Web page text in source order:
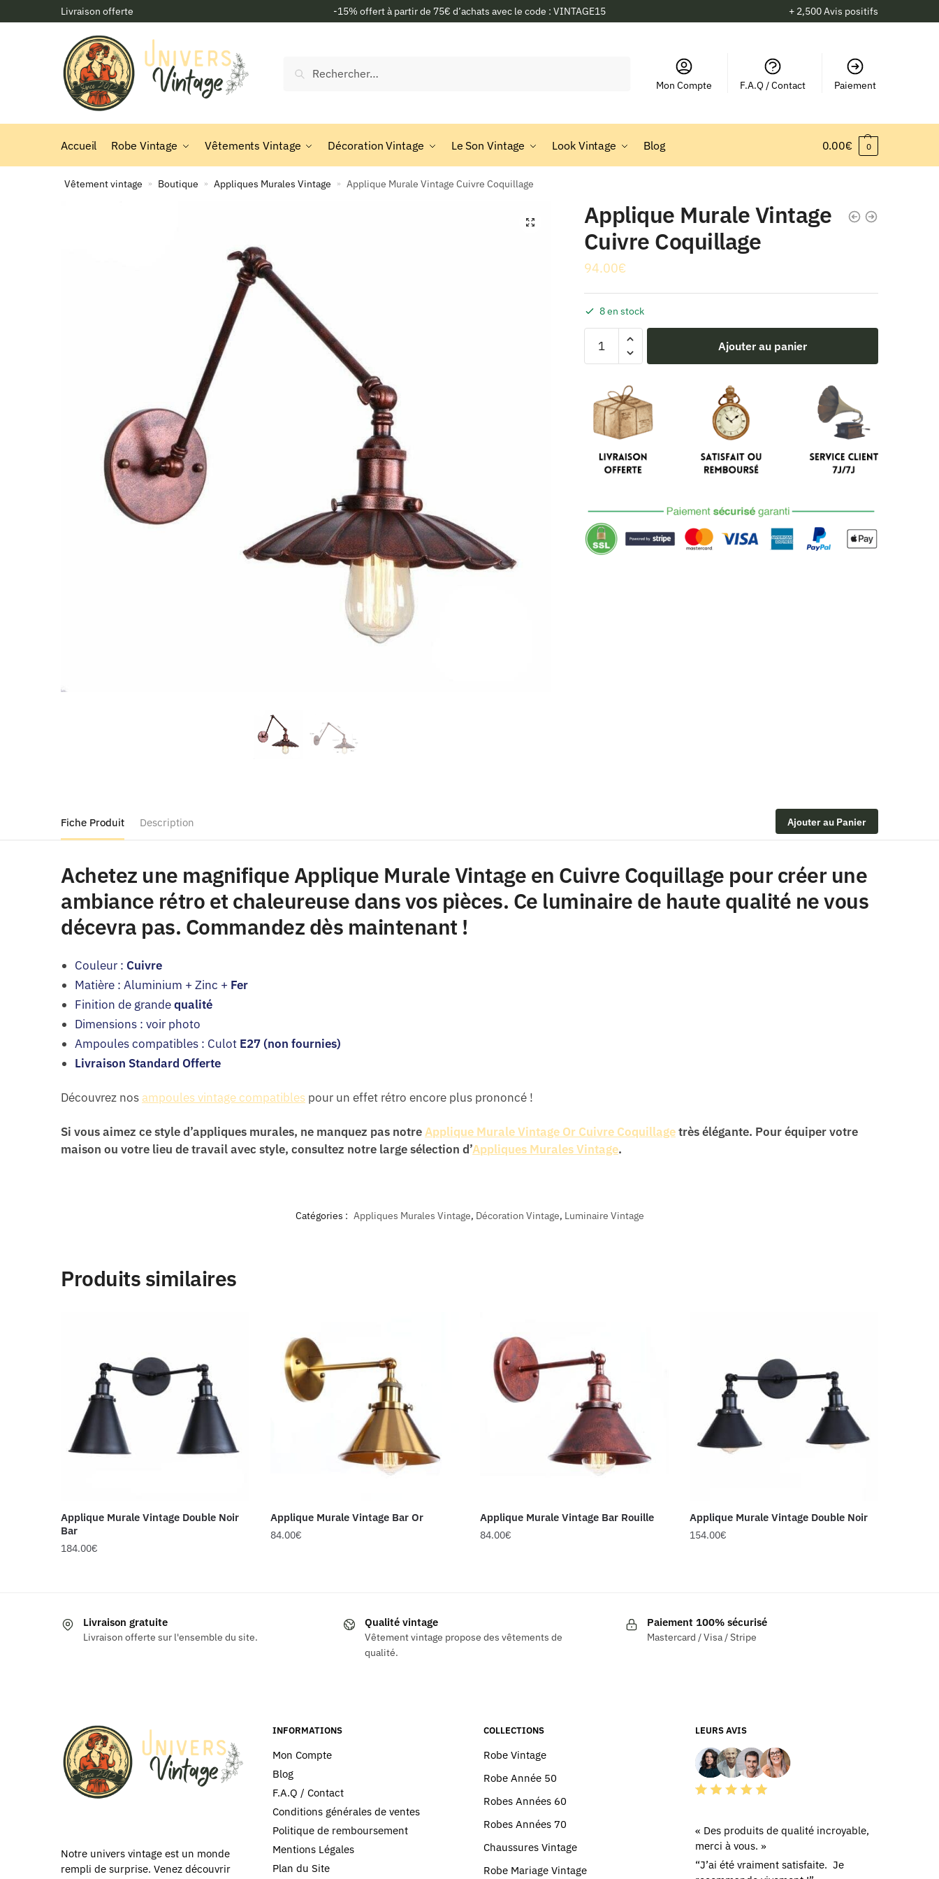
to
to
Livraison offerte -15% offert à partir de 75€ d’achats avec le code : VINTAGE15 + 2,500 Avis positifs
Mon Compte F.A.Q / Contact Paiement
Accueil Robe Vintage Vêtements Vintage Décoration Vintage Le Son Vintage Look Vintage Blog 0.00€ 0
Vêtement vintage » Boutique » Appliques Murales Vintage » Applique Murale Vintage Cuivre Coquillage
🔍
Applique Murale Vintage
Cuivre Coquillage
94.00€
8 en stock
Murale
Vintage
Cuivre
Coquillage
Ajouter au panier
Fiche Produit Description Ajouter au Panier
Achetez une magnifique Applique Murale Vintage en Cuivre Coquillage pour créer une
ambiance rétro et chaleureuse dans vos pièces. Ce luminaire de haute qualité ne vous
décevra pas. Commandez dès maintenant !
Couleur : Cuivre
Matière : Aluminium + Zinc + Fer
Finition de grandequalité
Dimensions : voir photo
Ampoules compatibles : Culot E27 (non fournies)
Livraison Standard Offerte
Découvrez nos ampoules vintage compatibles pour un effet rétro encore plus prononcé !
Si vous aimez ce style d’appliques murales, ne manquez pas notreApplique Murale Vintage Or Cuivre Coquillagetrès élégante. Pour équiper votre
maison ou votre lieu de travail avec style, consultez notre large sélection d’Appliques Murales Vintage.
Catégories : Appliques Murales Vintage, Décoration Vintage, Luminaire Vintage
Produits similaires
Applique Murale Vintage Double Noir
Bar
184.00€
Applique Murale Vintage Bar Or
84.00€
Applique Murale Vintage Bar Rouille
84.00€
Applique Murale Vintage Double Noir
154.00€
Livraison gratuite
Livraison offerte sur l'ensemble du site.
Qualité vintage
Vêtement vintage propose des vêtements de
qualité.
Paiement 100% sécurisé
Mastercard / Visa / Stripe
Notre univers vintage est un monde
rempli de surprise. Venez découvrir
INFORMATIONS
Mon Compte
Blog
F.A.Q / Contact
Conditions générales de ventes
Politique de remboursement
Mentions Légales
Plan du Site
COLLECTIONS
Robe Vintage
Robe Année 50
Robes Années 60
Robes Années 70
Chaussures Vintage
Robe Mariage Vintage
LEURS AVIS
« Des produits de qualité incroyable,
merci à vous. »
“J’ai été vraiment satisfaite. Je